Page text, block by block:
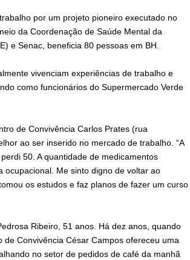
por um projeto pioneiro executado no
da Coordenação de Saúde Mental da
e Senac, beneficia 80 pessoas em BH.
vivenciam experiências de trabalho e
como funcionários do Supermercado Verde
de Convivência Carlos Prates (rua
ao ser inserido no mercado de trabalho. “A
50. A quantidade de medicamentos
Me sinto digno de voltar ao
os estudos e faz planos de fazer um curso
Ribeiro, 51 anos. Há dez anos, quando
Convivência César Campos ofereceu uma
no setor de pedidos de café da manhã